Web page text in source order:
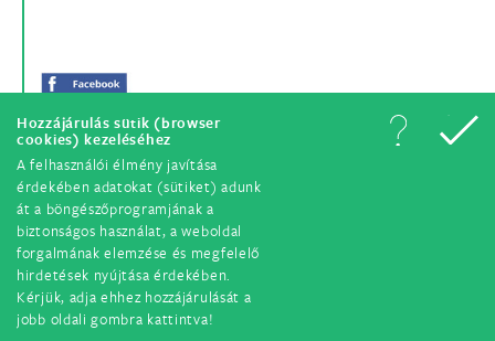
Hozzájárulás sütik (browser
cookies) kezeléséhez
A felhasználói élmény javítása
érdekében adatokat (sütiket) adunk
át a böngészőprogramjának a
biztonságos használat, a weboldal
forgalmának elemzése és megfelelő
hirdetések nyújtása érdekében.
Kérjük, adja ehhez hozzájárulását a
jobb oldali gombra kattintva!
© Minden jog fenntartva. 2018.